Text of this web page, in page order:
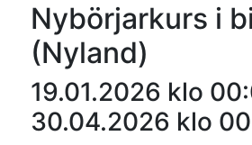
Nybörjarkurs i
(Nyland)
19.01.2026 klo
30.04.2026 klo